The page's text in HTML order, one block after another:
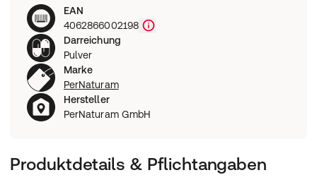
EAN
4062866002198
Darreichung
Pulver
Marke
PerNaturam
Hersteller
PerNaturam GmbH
Produktdetails & Pflichtangaben